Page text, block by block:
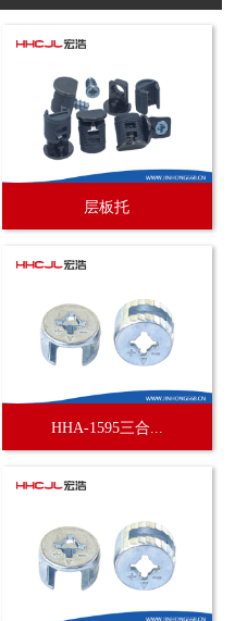
层板托
HHA-1595三合...